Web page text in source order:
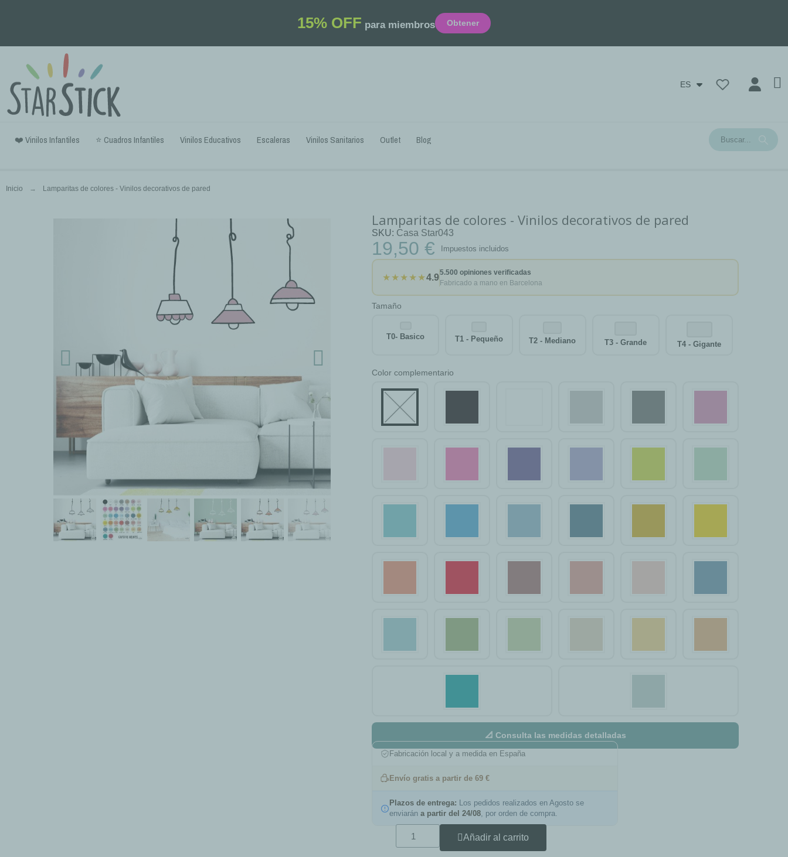
15% OFF para miembros Obtener
ES
❤️ Vinilos Infantiles ⭐ Cuadros Infantiles Vinilos Educativos Escaleras Vinilos Sanitarios Outlet Blog
Inicio Lamparitas de colores - Vinilos decorativos de pared
Lamparitas de colores - Vinilos decorativos de pared
SKU Casa Star043
19,50 € Impuestos incluidos
★★★★★4.9
5.500 opiniones verificadas
Fabricado a mano en Barcelona
Tamaño
T0- Basico T1 - Pequeño T2 - Mediano T3 - Grande T4 - Gigante
Color complementario
📐 Consulta las medidas detalladas
Fabricación local y a medida en España
Envío gratis a partir de 69 €
Plazos de entrega: Los pedidos realizados en Agosto se
enviarána partir del 24/08, por orden de compra.
Añadir al carrito